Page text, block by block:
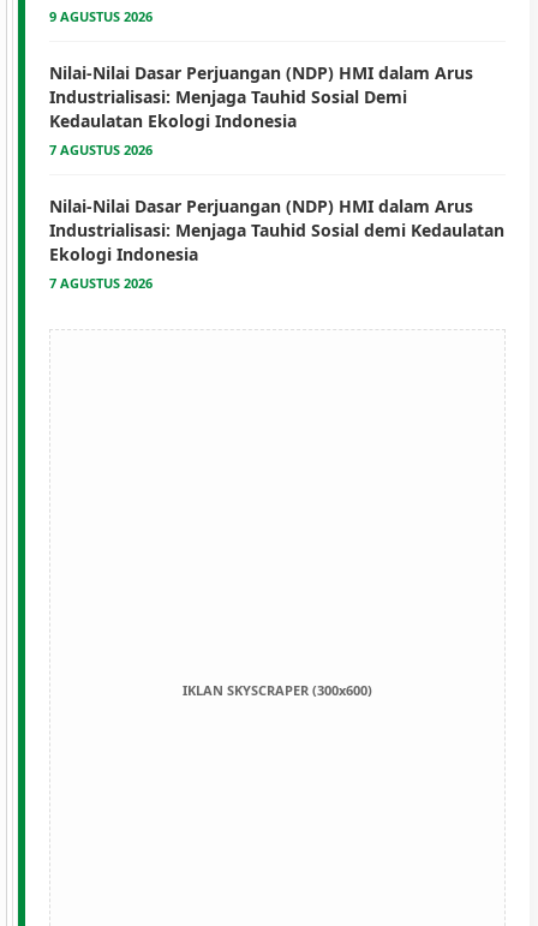
9 AGUSTUS 2026
Nilai-Nilai Dasar Perjuangan (NDP) HMI dalam Arus
Industrialisasi: Menjaga Tauhid Sosial Demi
Kedaulatan Ekologi Indonesia
7 AGUSTUS 2026
Nilai-Nilai Dasar Perjuangan (NDP) HMI dalam Arus
Industrialisasi: Menjaga Tauhid Sosial demi Kedaulatan
Ekologi Indonesia
7 AGUSTUS 2026
IKLAN SKYSCRAPER (300x600)